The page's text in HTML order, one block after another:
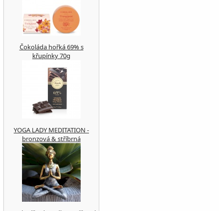
Čokoláda hořká 69% s
křupínky 70g
YOGA LADY MEDITATION -
bronzová & stříbrná